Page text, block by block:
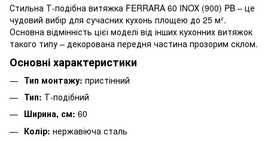
Стильна Т-подібна витяжка FERRARA 60 INOX (900) PB – це
чудовий вибір для сучасних кухонь площею до 25 м².
Основна відмінність цієї моделі від інших кухонних витяжок
такого типу – декорована передня частина прозорим склом.
Основні характеристики
Тип монтажу: пристінний
Тип: Т-подібний
Ширина, см: 60
Колір: нержавіюча сталь